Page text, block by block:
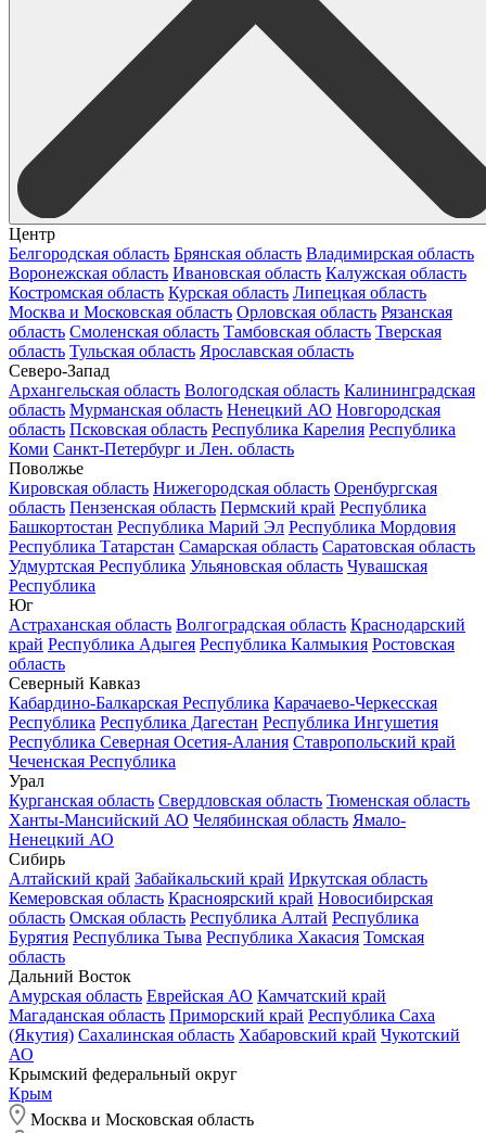
Центр
Белгородская область Брянская область Владимирская область
Воронежская область Ивановская область Калужская область
Костромская область Курская область Липецкая область
Москва и Московская область Орловская область Рязанская
область Смоленская область Тамбовская область Тверская
область Тульская область Ярославская область
Северо-Запад
Архангельская область Вологодская область Калининградская
область Мурманская область Ненецкий АО Новгородская
область Псковская область Республика Карелия Республика
Коми Санкт-Петербург и Лен. область
Поволжье
Кировская область Нижегородская область Оренбургская
область Пензенская область Пермский край Республика
Башкортостан Республика Марий Эл Республика Мордовия
Республика Татарстан Самарская область Саратовская область
Удмуртская Республика Ульяновская область Чувашская
Республика
Юг
Астраханская область Волгоградская область Краснодарский
край Республика Адыгея Республика Калмыкия Ростовская
область
Северный Кавказ
Кабардино-Балкарская Республика Карачаево-Черкесская
Республика Республика Дагестан Республика Ингушетия
Республика Северная Осетия-Алания Ставропольский край
Чеченская Республика
Урал
Курганская область Свердловская область Тюменская область
Ханты-Мансийский АО Челябинская область Ямало-
Ненецкий АО
Сибирь
Алтайский край Забайкальский край Иркутская область
Кемеровская область Красноярский край Новосибирская
область Омская область Республика Алтай Республика
Бурятия Республика Тыва Республика Хакасия Томская
область
Дальний Восток
Амурская область Еврейская АО Камчатский край
Магаданская область Приморский край Республика Саха
(Якутия) Сахалинская область Хабаровский край Чукотский
АО
Крымский федеральный округ
Крым
Москва и Московская область